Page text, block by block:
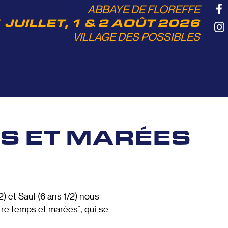
ABBAYE DE FLOREFFE
JUILLET, 1 & 2 AOÛT 2026
VILLAGE DES POSSIBLES
ET MARÉES
et Saul (6 ans 1/2) nous
temps et marées”, qui se